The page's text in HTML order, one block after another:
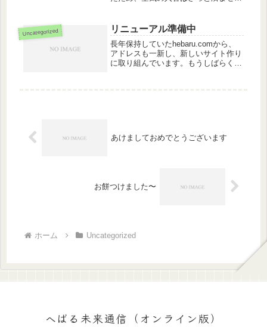
ベントが開催されています。中辺春の
円福寺さんです。ぜひ行ってみてくだ
さ...
Uncategorized リニューアル準備中
長年保持していたhebaru.comから、
アドレスも一新し、新しいサイト作り
に取り組んでいます。もうしばらくお
あけましておめでとうございます
お餅つけました〜
ホーム Uncategorized
へばる未来通信（オンライン版）